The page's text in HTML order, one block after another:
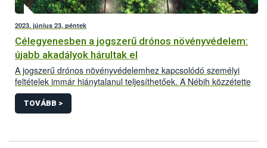
2023. június 23, péntek
Célegyenesben a jogszerű drónos növényvédelem:
újabb akadályok hárultak el
A jogszerű drónos növényvédelemhez kapcsolódó személyi
feltételek immár hiánytalanul teljesíthetőek. A Nébih közzétette
honlapján a növényvédelmi drónpilóták jegyzékét. Az
alábbiakban a drónos növényvédelemmel kapcsolatos aktuális
helyzetkép és a legfontosabb tudnivalók olvashatóak.
TOVÁBB >